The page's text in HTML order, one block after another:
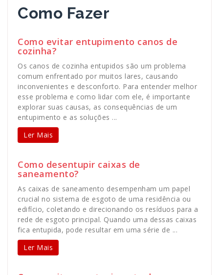
Como Fazer
Como evitar entupimento canos de
cozinha?
Os canos de cozinha entupidos são um problema
comum enfrentado por muitos lares, causando
inconvenientes e desconforto. Para entender melhor
esse problema e como lidar com ele, é importante
explorar suas causas, as consequências de um
entupimento e as soluções ...
Ler Mais
Como desentupir caixas de
saneamento?
As caixas de saneamento desempenham um papel
crucial no sistema de esgoto de uma residência ou
edifício, coletando e direcionando os resíduos para a
rede de esgoto principal. Quando uma dessas caixas
fica entupida, pode resultar em uma série de ...
Ler Mais